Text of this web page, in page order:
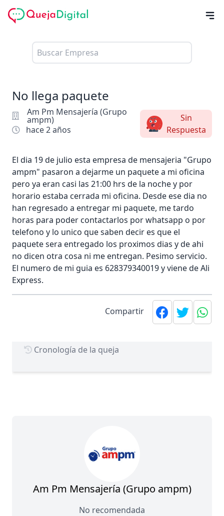
No llega paquete
Am Pm Mensajería (Grupo
ampm)
hace 2 años
Sin
Respuesta
El dia 19 de julio esta empresa de mensajeria "Grupo
ampm" pasaron a dejarme un paquete a mi oficina
pero ya eran casi las 21:00 hrs de la noche y por
horario estaba cerrada mi oficina. Desde ese dia no
han regresado a entregar mi paquete, me tardo
horas para poder contactarlos por whatsapp o por
telefono y lo unico que saben decir es que el
paquete sera entregado los proximos dias y de ahi
no dicen otra cosa ni me entregan. Pesimo servicio.
El numero de mi guia es 628379340019 y viene de Ali
Express.
Compartir
Cronología de la queja
Am Pm Mensajería (Grupo ampm)
No recomendada